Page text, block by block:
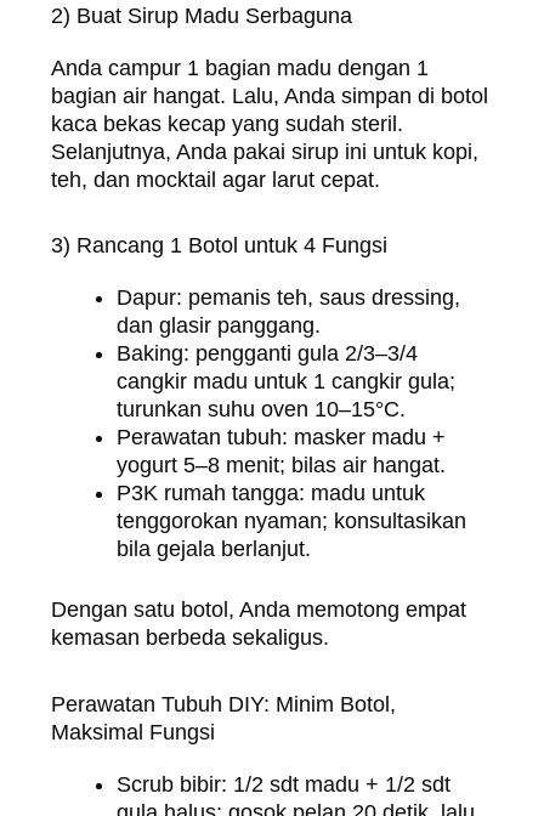
2) Buat Sirup Madu Serbaguna
Anda campur 1 bagian madu dengan 1
bagian air hangat. Lalu, Anda simpan di botol
kaca bekas kecap yang sudah steril.
Selanjutnya, Anda pakai sirup ini untuk kopi,
teh, dan mocktail agar larut cepat.
3) Rancang 1 Botol untuk 4 Fungsi
Dapur: pemanis teh, saus dressing,
dan glasir panggang.
Baking: pengganti gula 2/3–3/4
cangkir madu untuk 1 cangkir gula;
turunkan suhu oven 10–15°C.
Perawatan tubuh: masker madu +
yogurt 5–8 menit; bilas air hangat.
P3K rumah tangga: madu untuk
tenggorokan nyaman; konsultasikan
bila gejala berlanjut.
Dengan satu botol, Anda memotong empat
kemasan berbeda sekaligus.
Perawatan Tubuh DIY: Minim Botol,
Maksimal Fungsi
Scrub bibir: 1/2 sdt madu + 1/2 sdt